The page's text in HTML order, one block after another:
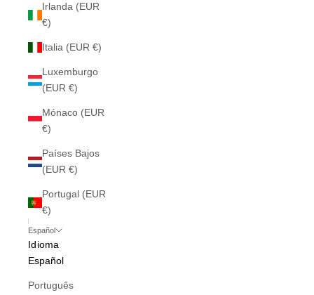
Irlanda (EUR
€)
Italia (EUR €)
Luxemburgo
(EUR €)
Mónaco (EUR
€)
Países Bajos
(EUR €)
Portugal (EUR
€)
Español
Idioma
Español
Português